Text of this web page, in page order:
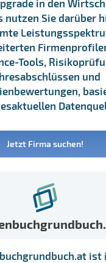
in den
nutzen Sie darüber
Tools,
und
Jetzt Firma suchen!
ist